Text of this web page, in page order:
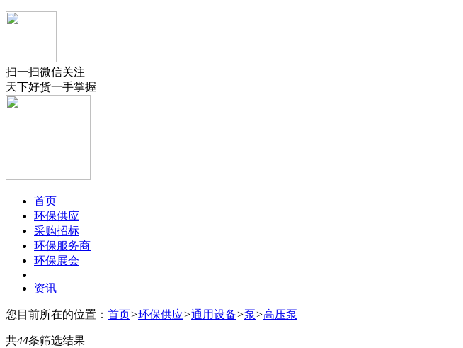
扫一扫微信关注
天下好货一手掌握
首页
环保供应
采购招标
环保服务商
环保展会
资讯
您目前所在的位置： 首页>环保供应>通用设备>泵>高压泵
共44条筛选结果